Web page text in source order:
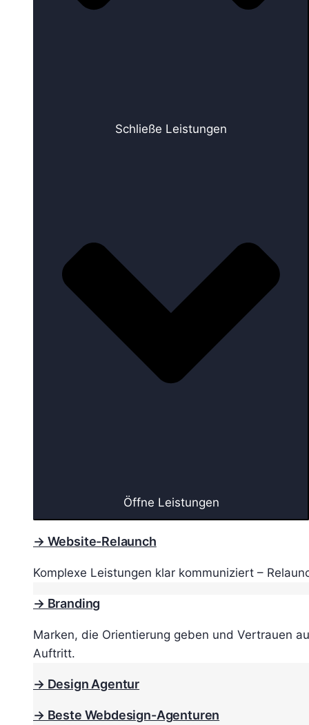
Schließe Leistungen
Öffne Leistungen
→ Website-Relaunch
Komplexe Leistungen klar kommuniziert –
→ Branding
Marken, die Orientierung geben und Vertrauen
Auftritt.
→ Design Agentur
→ Beste Webdesign-Agenturen